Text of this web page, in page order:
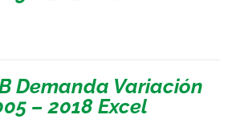
Demanda Variación
– 2018 Excel